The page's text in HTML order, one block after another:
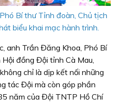
Bí thư Tỉnh đoàn, Chủ tịch
biểu khai mạc hành trình.
anh Trần Đăng Khoa, Phó Bí
đồng Đội tỉnh Cà Mau,
chỉ là dịp kết nối những
tác Đội mà còn góp phần
năm của Đội TNTP Hồ Chí